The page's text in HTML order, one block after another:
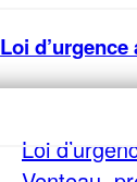
Loi
Loi